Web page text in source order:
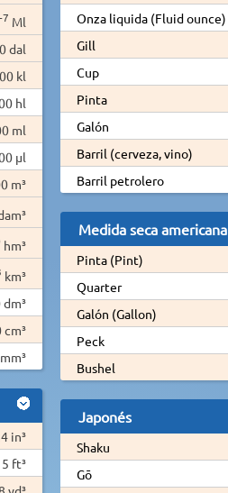
-7 Ml
dal
kl
hl
ml
µl
m³
hm³
km³
cm³
in³
ft³
Onza liquida (Fluid ounce)
Gill
Cup
Pinta
Galón
Barril (cerveza, vino)
Barril petrolero
Medida seca americana
Pinta (Pint)
Quarter
Galón (Gallon)
Peck
Bushel
Japonés
Shaku
Gō